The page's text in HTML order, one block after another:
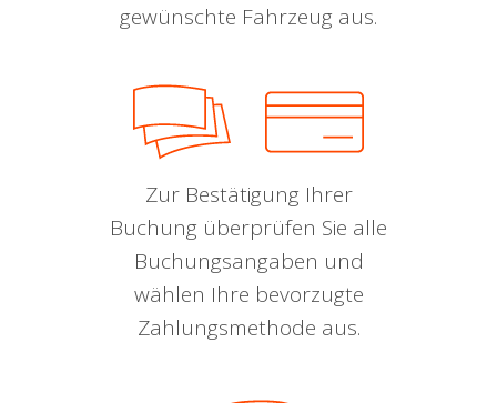
gewünschte Fahrzeug aus.
Zur Bestätigung Ihrer
Buchung überprüfen Sie alle
Buchungsangaben und
wählen Ihre bevorzugte
Zahlungsmethode aus.